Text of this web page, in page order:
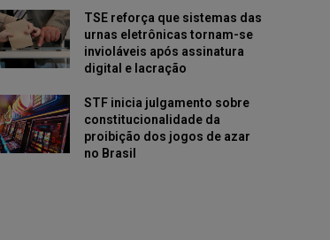
TSE reforça que sistemas das
urnas eletrônicas tornam-se
invioláveis após assinatura
digital e lacração
STF inicia julgamento sobre
constitucionalidade da
proibição dos jogos de azar
no Brasil